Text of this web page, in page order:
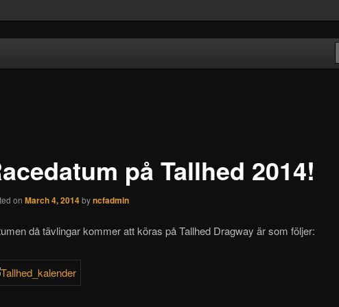
Färnäs
på Tallhed 2014!
on March 4, 2014byncfadmin
då tävlingar kommer att köras på Tallhed Dragway är som följer: